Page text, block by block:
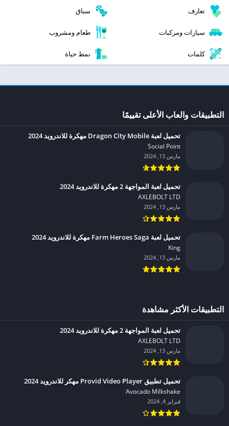
تعارف سباق
سيارات ومركبات طعام ومشروب
كلمات نمط حياة
التطبيقات والعاب الأعلى تقييمًا
تحميل لعبة Dragon City Mobile مهكرة للاندرويد 2024
Social Point‏
مارس 13, 2024
تحميل لعبة المواجهة 2 مهكرة للاندرويد 2024
AXLEBOLT LTD‏
مارس 13, 2024
تحميل لعبة Farm Heroes Saga مهكرة للاندرويد 2024
King‏
مارس 13, 2024
التطبيقات الأكثر مشاهدة
تحميل لعبة المواجهة 2 مهكرة للاندرويد 2024
AXLEBOLT LTD‏
مارس 13, 2024
تحميل تطبيق Provid Video Player مهكر للاندرويد 2024
Avocado Milkshake‏
فبراير 4, 2024